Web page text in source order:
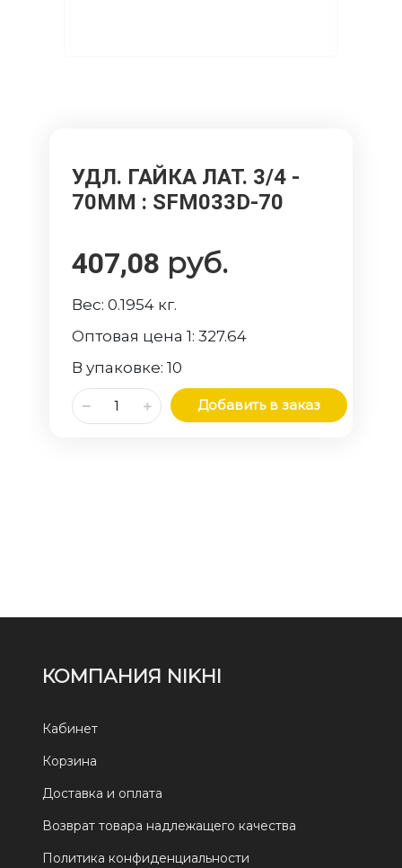
УДЛ. ГАЙКА ЛАТ. 3/4 -
70ММ : SFM033D-70
407,08 руб.
Вес:0.1954 кг.
Оптовая цена 1:327.64
В упаковке:10
Добавить в заказ
КОМПАНИЯ NIKHI
Кабинет
Корзина
Доставка и оплата
Возврат товара надлежащего качества
Политика конфиденциальности